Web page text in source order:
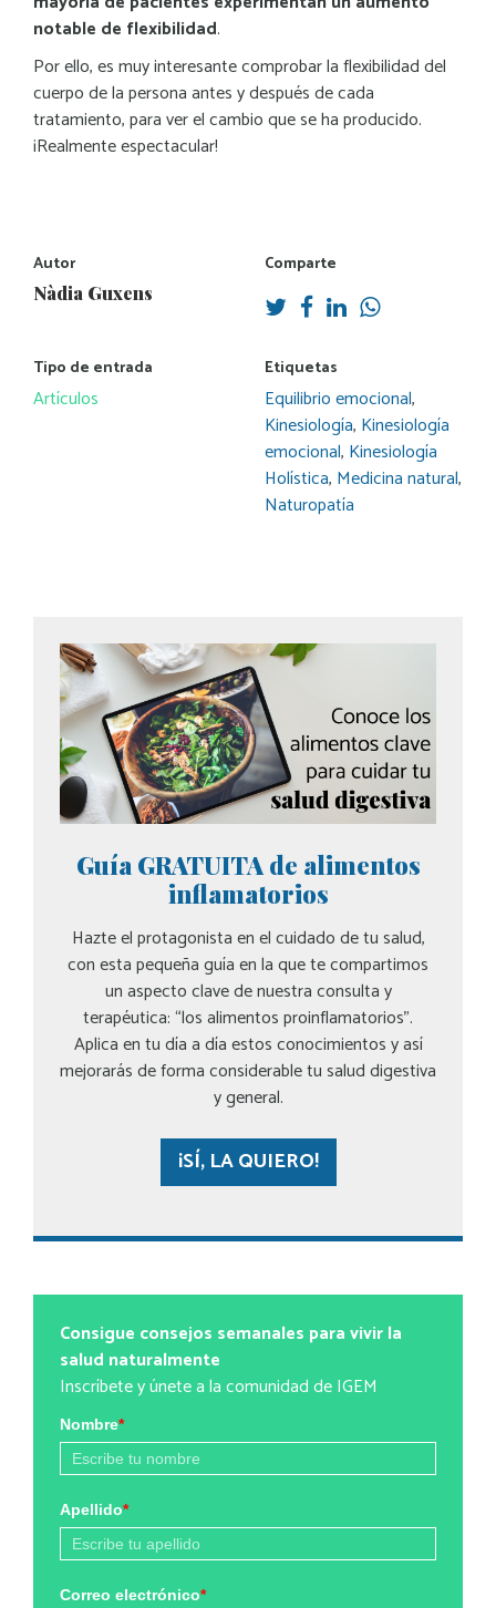
Autor
Nàdia Guxens
Comparte
Tipo de entrada
Artículos
Etiquetas
Equilibrio emocional,
Kinesiología, Kinesiología
emocional, Kinesiología
Holística, Medicina natural,
Naturopatía
notable de flexibilidad.
Por ello, es muy interesante comprobar la flexibilidad del
cuerpo de la persona antes y después de cada
tratamiento, para ver el cambio que se ha producido.
¡Realmente espectacular!
Guía GRATUITA de alimentos
inflamatorios
Hazte el protagonista en el cuidado de tu salud,
con esta pequeña guía en la que te compartimos
un aspecto clave de nuestra consulta y
terapéutica: “los alimentos proinflamatorios”.
Aplica en tu día a día estos conocimientos y así
mejorarás de forma considerable tu salud digestiva
y general.
¡SÍ, LA QUIERO!
Consigue consejos semanales para vivir la
salud naturalmente
Inscríbete y únete a la comunidad de IGEM
Nombre*
Apellido*
Correo electrónico*